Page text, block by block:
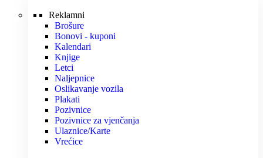
Reklamni
Brošure
Bonovi - kuponi
Kalendari
Knjige
Letci
Naljepnice
Oslikavanje vozila
Plakati
Pozivnice
Pozivnice za vjenčanja
Ulaznice/Karte
Vrećice